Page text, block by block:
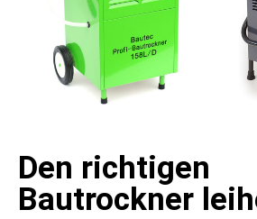
Den richtigen
Bautrockner